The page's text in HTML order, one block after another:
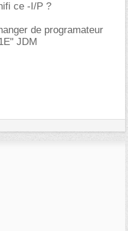
ce -I/P ?
de programateur
JDM